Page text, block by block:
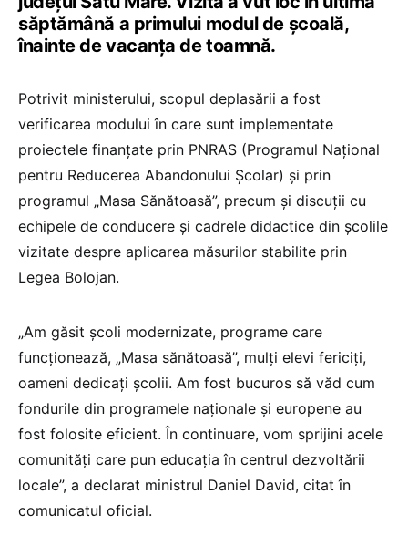
săptămână a primului modul de școală,
înainte de vacanța de toamnă.
Potrivit ministerului, scopul deplasării a fost
verificarea modului în care sunt implementate
proiectele finanțate prin PNRAS (Programul Național
pentru Reducerea Abandonului Școlar) și prin
programul „Masa Sănătoasă”, precum și discuții cu
echipele de conducere și cadrele didactice din școlile
vizitate despre aplicarea măsurilor stabilite prin
Legea Bolojan.
„Am găsit școli modernizate, programe care
funcționează, „Masa sănătoasă”, mulți elevi fericiți,
oameni dedicați școlii. Am fost bucuros să văd cum
fondurile din programele naționale și europene au
fost folosite eficient. În continuare, vom sprijini acele
comunități care pun educația în centrul dezvoltării
locale”, a declarat ministrul Daniel David, citat în
comunicatul oficial.